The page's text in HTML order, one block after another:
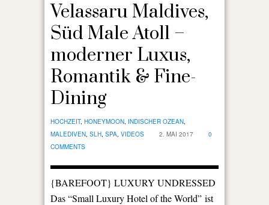
Velassaru Maldives,
Süd Male Atoll –
moderner Luxus,
Romantik & Fine-
Dining
HOCHZEIT, HONEYMOON, INDISCHER OZEAN,
MALEDIVEN, SLH, SPA, VIDEOS 2. MAI 2017
0
COMMENTS
{BAREFOOT} LUXURY UNDRESSED
Das “Small Luxury Hotel of the World” ist